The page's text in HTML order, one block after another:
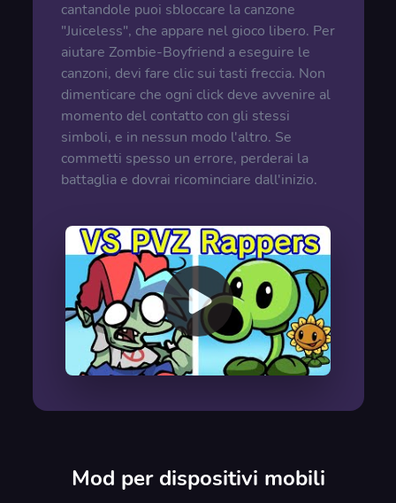
cantandole puoi sbloccare la canzone
"Juiceless", che appare nel gioco libero. Per
aiutare Zombie-Boyfriend a eseguire le
canzoni, devi fare clic sui tasti freccia. Non
dimenticare che ogni click deve avvenire al
momento del contatto con gli stessi
simboli, e in nessun modo l'altro. Se
commetti spesso un errore, perderai la
battaglia e dovrai ricominciare dall'inizio.
Mod per dispositivi mobili